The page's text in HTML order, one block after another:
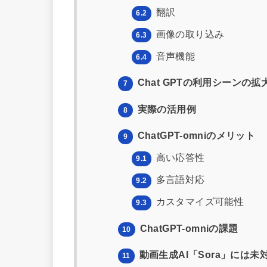
6.2 翻訳
6.3 画像の取り込み
6.4 音声機能
7 Chat GPTの利用シーンの拡
8 実際の活用例
9 ChatGPT-omniのメリット
9.1 高い応答性
9.2 多言語対応
9.3 カスタマイズ可能性
10 ChatGPT-omniの課題
11 動画生成AI「Sora」には未